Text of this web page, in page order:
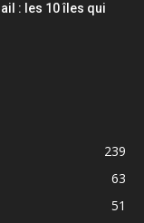
: les 10 îles qui
239
63
51